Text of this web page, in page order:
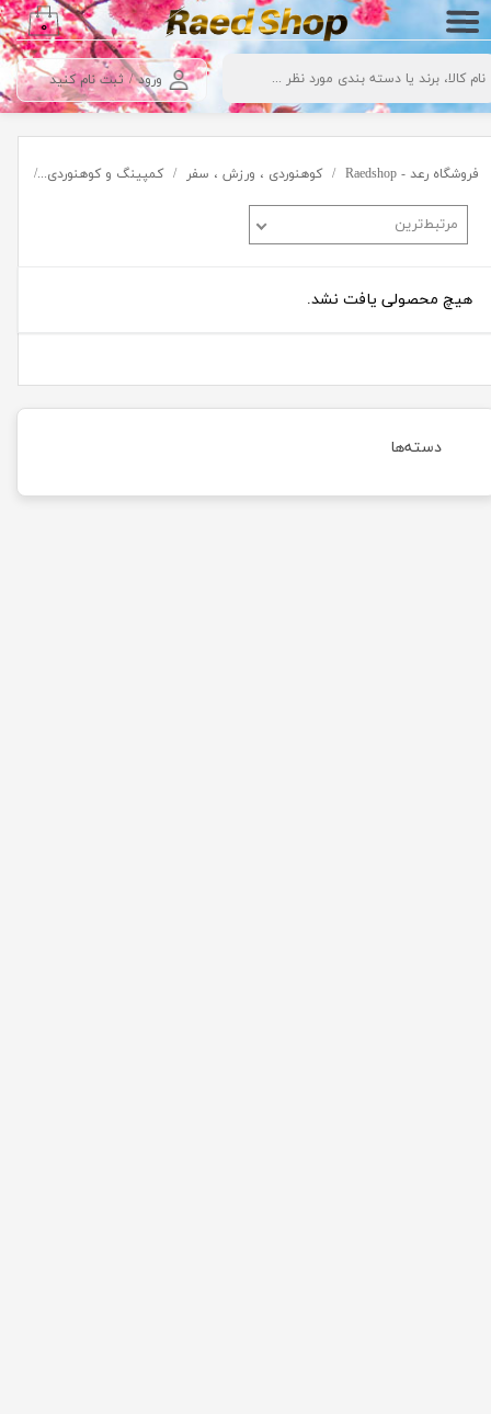
ورود / ثبت نام کنید
حساب کاربری من
تغییر گذر واژه
سفارشات
۰
دسته‌ها
فروشگاه رعد - Raedshop کوهنوردی ، ورزش ، سفر کمپینگ و کوهنوردی
مرتبط‌ترین
هیچ محصولی یافت نشد.